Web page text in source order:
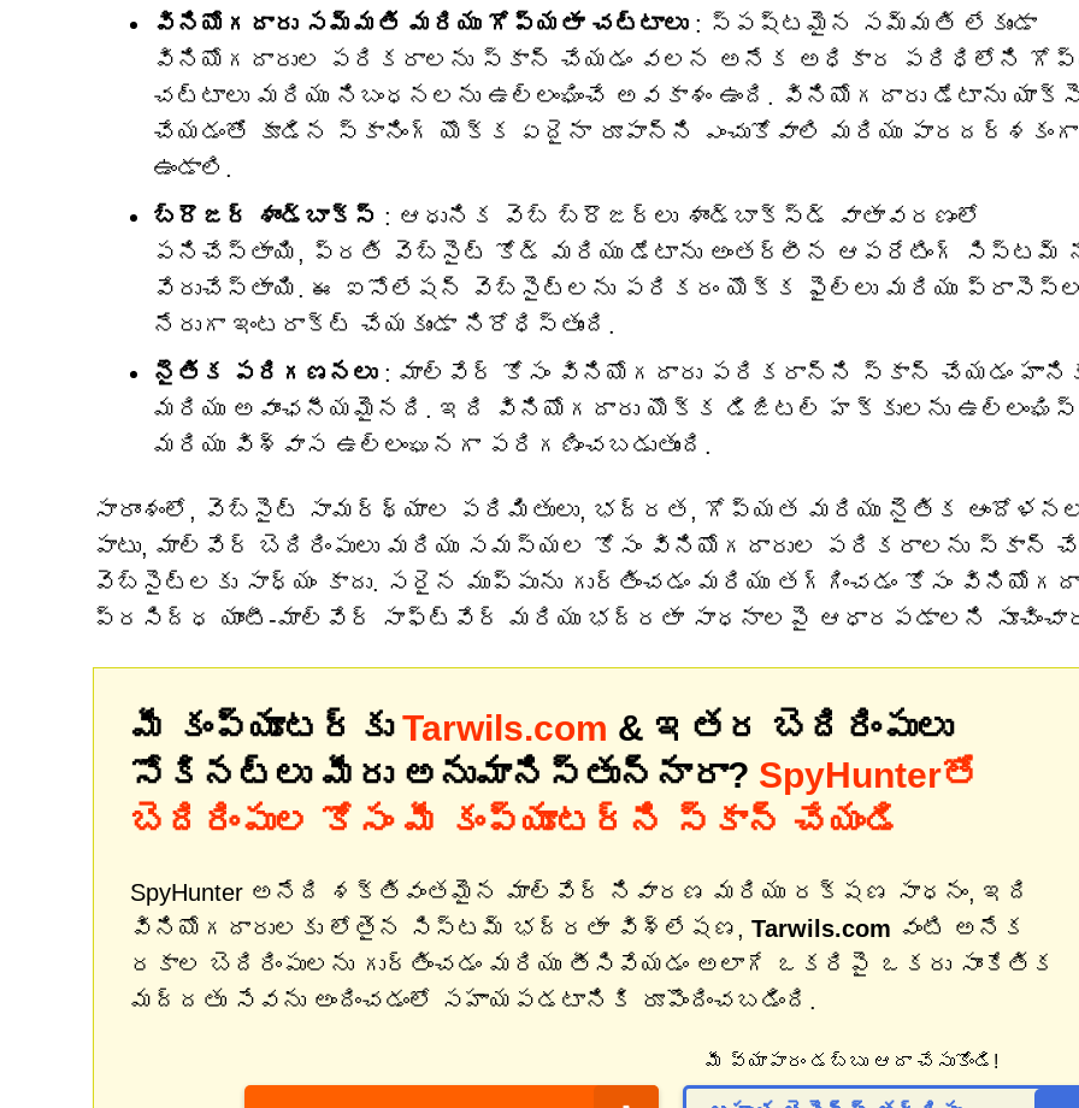
వినియోగదారు సమ్మతి మరియు గోప్యతా చట్టాలు: స్పష్టమైన సమ్మతి లేకుండా
వినియోగదారుల పరికరాలను స్కాన్ చేయడం వలన అనేక అధికార పరిధిలోని
చట్టాలు మరియు నిబంధనలను ఉల్లంఘించే అవకాశం ఉంది. వినియోగదారు డేటాను
చేయడంతో కూడిన స్కానింగ్ యొక్క ఏదైనా రూపాన్ని ఎంచుకోవాలి మరియు పారదర్శకంగా
ఉండాలి.
బ్రౌజర్ శాండ్‌బాక్స్ : ఆధునిక వెబ్ బ్రౌజర్‌లు శాండ్‌బాక్స్డ్ వాతావరణంలో
పనిచేస్తాయి, ప్రతి వెబ్‌సైట్ కోడ్ మరియు డేటాను అంతర్లీన ఆపరేటింగ్ సిస్టమ్
వేరుచేస్తాయి. ఈ ఐసోలేషన్ వెబ్‌సైట్‌లను పరికరం యొక్క ఫైల్‌లు మరియు
నేరుగా ఇంటరాక్ట్ చేయకుండా నిరోధిస్తుంది.
నైతిక పరిగణనలు: మాల్వేర్ కోసం వినియోగదారు పరికరాన్ని స్కాన్ చేయడం
మరియు అవాంఛనీయమైనది. ఇది వినియోగదారు యొక్క డిజిటల్ హక్కులను
మరియు విశ్వాస ఉల్లంఘనగా పరిగణించబడుతుంది.
సారాంశంలో, వెబ్‌సైట్ సామర్థ్యాల పరిమితులు, భద్రత, గోప్యత మరియు నైతిక
పాటు, మాల్వేర్ బెదిరింపులు మరియు సమస్యల కోసం వినియోగదారుల పరికరాలను స్కాన్
వెబ్‌సైట్‌లకు సాధ్యం కాదు. సరైన ముప్పును గుర్తించడం మరియు తగ్గించడం కోసం
ప్రసిద్ధ యాంటీ-మాల్వేర్ సాఫ్ట్‌వేర్ మరియు భద్రతా సాధనాలపై ఆధారపడాలని
మీ కంప్యూటర్‌కుTarwils.com & ఇతర బెదిరింపులు
సోకినట్లు మీరు అనుమానిస్తున్నారా? SpyHunterతో
బెదిరింపుల కోసం మీ కంప్యూటర్‌ని స్కాన్ చేయండి
SpyHunter అనేది శక్తివంతమైన మాల్వేర్ నివారణ మరియు రక్షణ సాధనం, ఇది
వినియోగదారులకు లోతైన సిస్టమ్ భద్రతా విశ్లేషణ, Tarwils.com వంటి అనేక
రకాల బెదిరింపులను గుర్తించడం మరియు తీసివేయడం అలాగే ఒకరిపై ఒకరు సాంకేతిక
మద్దతు సేవను అందించడంలో సహాయపడటానికి రూపొందించబడింది.
మీ వ్యాపారం డబ్బు ఆదా చేసుకోండి!